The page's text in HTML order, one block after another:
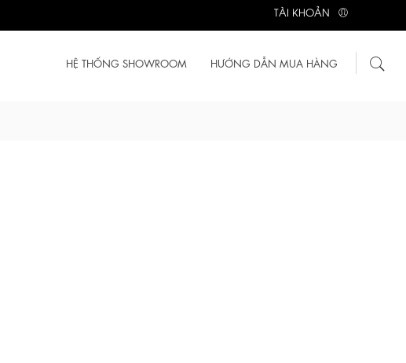
TÀI KHOẢN
HỆ THỐNG SHOWROOM HƯỚNG DẪN MUA HÀNG